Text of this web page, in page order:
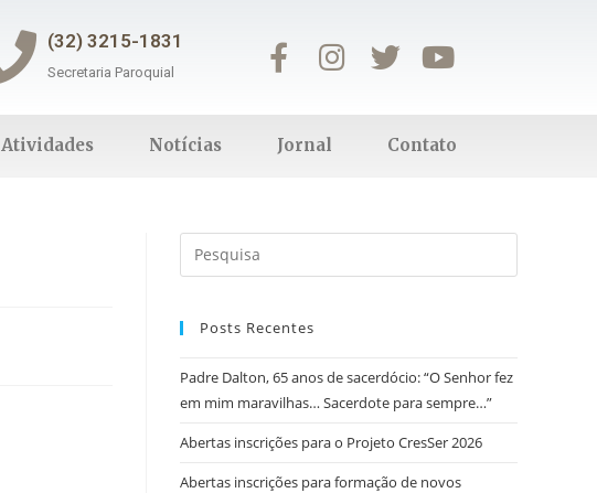
(32) 3215-1831
Secretaria Paroquial
Atividades Notícias Jornal Contato
Posts Recentes
Padre Dalton, 65 anos de sacerdócio: “O Senhor fez
em mim maravilhas… Sacerdote para sempre…”
Abertas inscrições para o Projeto CresSer 2026
Abertas inscrições para formação de novos